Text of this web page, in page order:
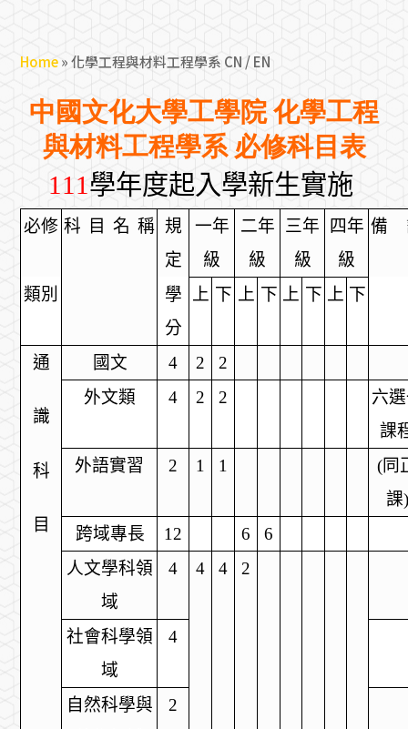
Home»化學工程與材料工程學系 CN / EN
中國文化大學工學院 化學工程
與材料工程學系 必修科目表
111 學年度起入學新生實施
必修 科 目 名 稱 規
定
一年
級
二年
級
三年
級
四年
級
備
類別
學
分
上 下 上 下 上 下 上 下
通
識
科
目
國文 4 2
2
外文類
4 2 2
六
課
外語實習
2 1 1 (同
課)
跨域專長
12 6
6
人文學科領
域
4 4 4 2
社會科學領
域
4
自然科學與
2